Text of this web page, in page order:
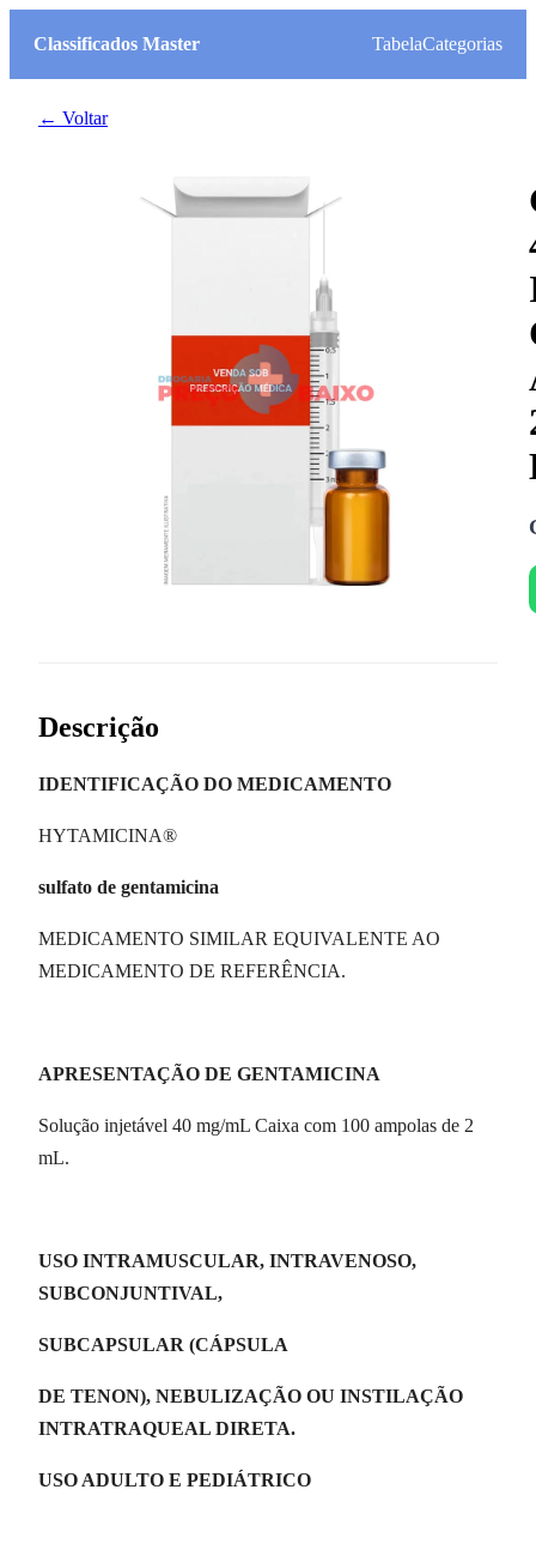
Classificados Master TabelaCategorias
← Voltar
Descrição
IDENTIFICAÇÃO DO MEDICAMENTO
HYTAMICINA®
sulfato de gentamicina
MEDICAMENTO SIMILAR EQUIVALENTE AO
MEDICAMENTO DE REFERÊNCIA.
APRESENTAÇÃO DE GENTAMICINA
Solução injetável 40 mg/mL Caixa com 100 ampolas de 2
mL.
USO INTRAMUSCULAR, INTRAVENOSO,
SUBCONJUNTIVAL,
SUBCAPSULAR (CÁPSULA
DE TENON), NEBULIZAÇÃO OU INSTILAÇÃO
INTRATRAQUEAL DIRETA.
USO ADULTO E PEDIÁTRICO